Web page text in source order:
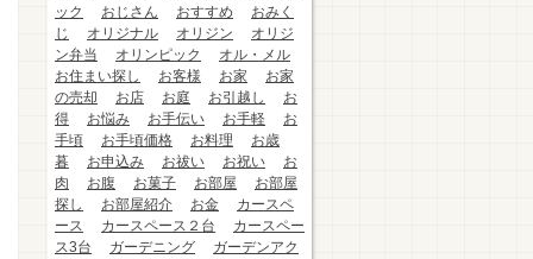
ック
おじさん おすすめ
おみく
じ
オリジナル オリジン
オリジ
ン弁当
オリンピック
オル・メル
お住まい探し
お客様 お家
お家
の売却
お店 お庭 お引越し
お
得
お悩み お手伝い お手軽
お
手頃
お手頃価格 お料理
お歳
暮
お申込み お祓い お祝い
お
肉
お腹 お菓子 お部屋
お部屋
探し
お部屋紹介 お金
カースペ
ース
カースペース２台
カースペー
ス3台
ガーデニング
ガーデンアク